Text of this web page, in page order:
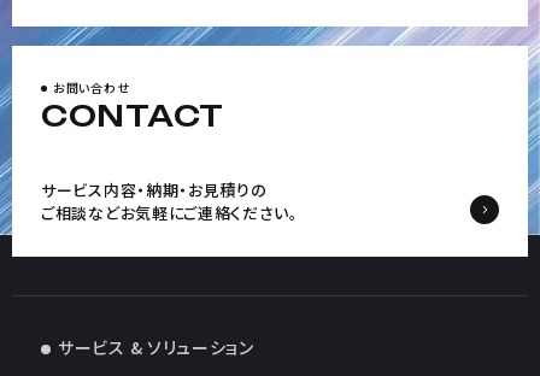
お問い合わせ
CONTACT
サービス内容・納期・お見積りの
ご相談などお気軽にご連絡ください。
サービス & ソリューション